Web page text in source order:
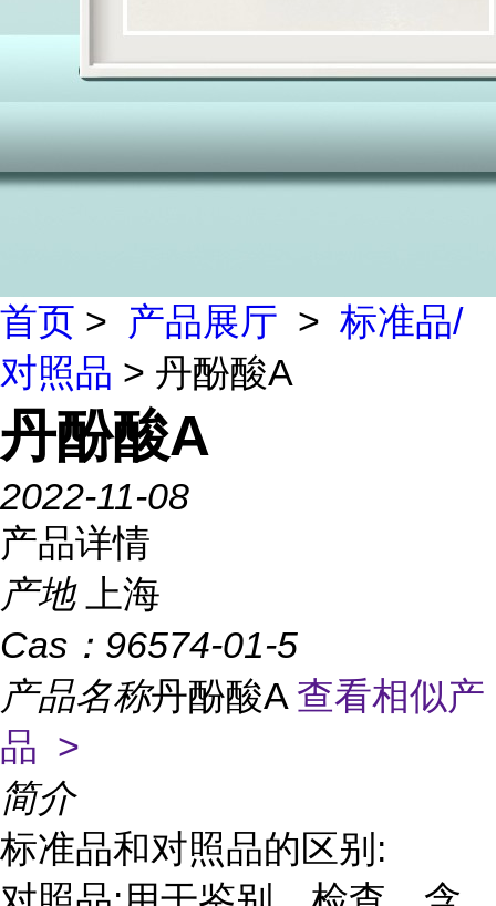
首页 > 产品展厅 > 标准品/
对照品 > 丹酚酸A
丹酚酸A
2022-11-08
产品详情
产地
上海
Cas： 96574-01-5
产品名称丹酚酸A 查看相似产
品 >
简介
标准品和对照品的区别: